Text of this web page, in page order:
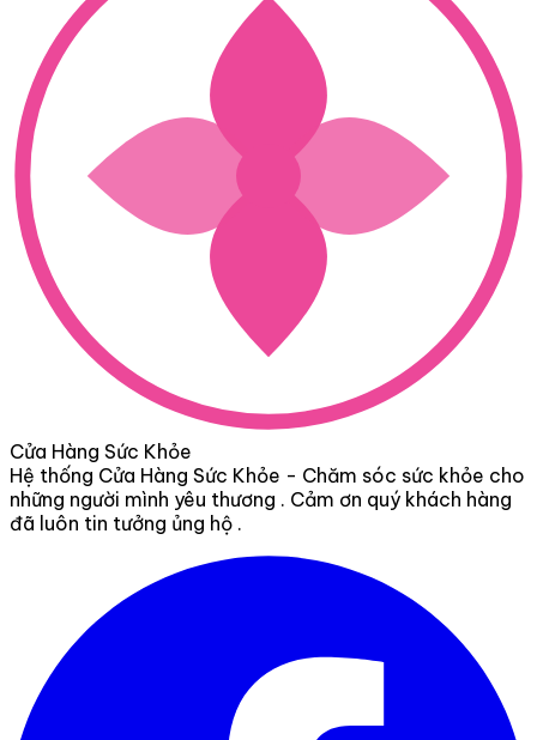
Cửa Hàng Sức Khỏe
Hệ thống Cửa Hàng Sức Khỏe - Chăm sóc sức khỏe cho
những người mình yêu thương . Cảm ơn quý khách hàng
đã luôn tin tưởng ủng hộ .